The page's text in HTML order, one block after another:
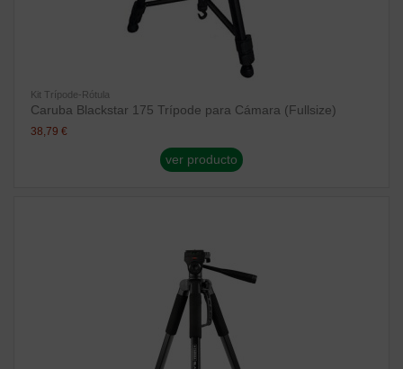
Kit Trípode-Rótula
Caruba Blackstar 175 Trípode para Cámara (Fullsize)
38,79 €
ver producto